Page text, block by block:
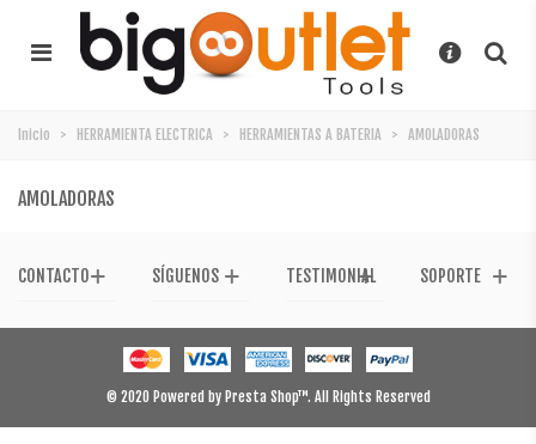
Inicio > HERRAMIENTA ELECTRICA > HERRAMIENTAS A BATERIA > AMOLADORAS
AMOLADORAS
CONTACTO SÍGUENOS TESTIMONIAL SOPORTE
© 2020 Powered by Presta Shop™. All Rights Reserved